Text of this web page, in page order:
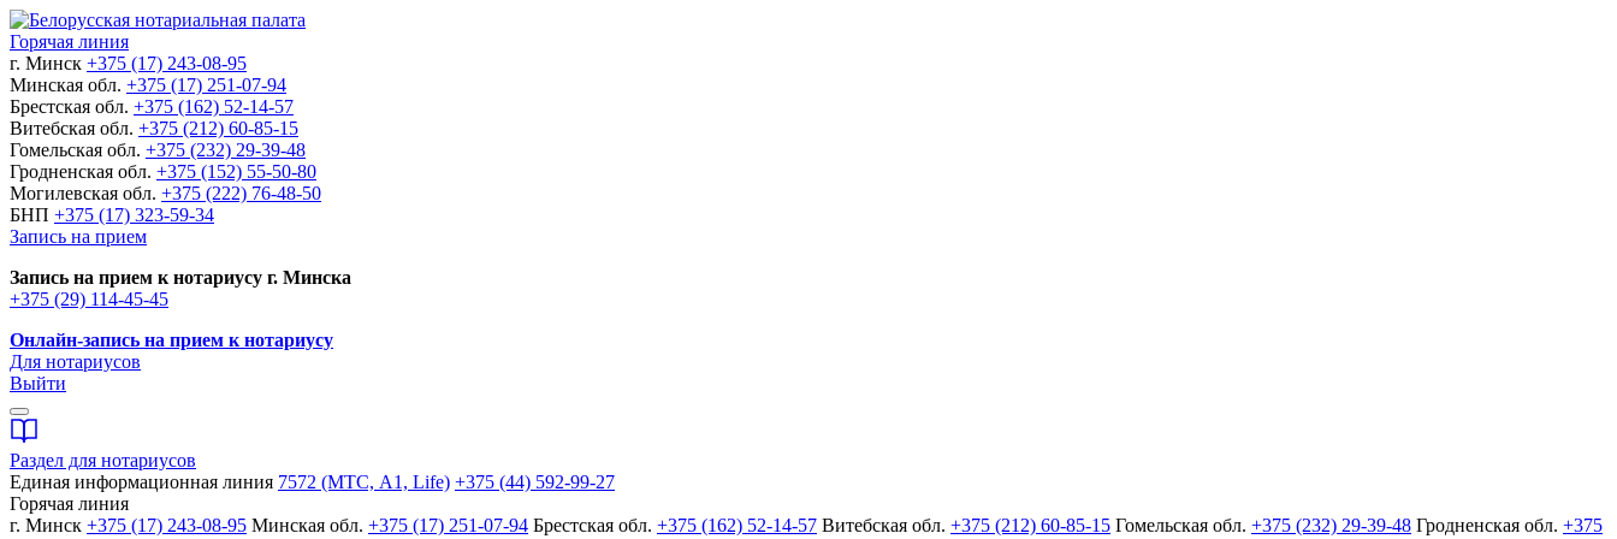
Горячая линия
г. Минск +375 (17) 243-08-95
Минская обл. +375 (17) 251-07-94
Брестская обл. +375 (162) 52-14-57
Витебская обл. +375 (212) 60-85-15
Гомельская обл. +375 (232) 29-39-48
Гродненская обл. +375 (152) 55-50-80
Могилевская обл. +375 (222) 76-48-50
БНП +375 (17) 323-59-34
Запись на прием
Запись на прием к нотариусу г. Минска
+375 (29) 114-45-45
Онлайн-запись на прием к нотариусу
Для нотариусов
Выйти
Раздел для нотариусов
Единая информационная линия 7572 (МТС, A1, Life) +375 (44) 592-99-27
Горячая линия
г. Минск +375 (17) 243-08-95 Минская обл. +375 (17) 251-07-94 Брестская обл. +375 (162) 52-14-57 Витебская обл. +375 (212) 60-85-15 Гомельская обл. +375 (232) 29-39-48 Гродненская обл. +375